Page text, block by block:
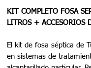
KIT COMPLETO FOSA
LITROS + ACCESORIOS
El kit de fosa séptica de
en sistemas de